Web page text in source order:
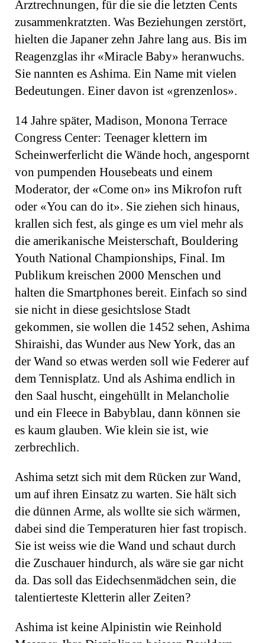
Arztrechnungen, für die sie die letzten Cents
zusammenkratzten. Was Beziehungen zerstört,
hielten die Japaner zehn Jahre lang aus. Bis im
Reagenzglas ihr «Miracle Baby» heranwuchs.
Sie nannten es Ashima. Ein Name mit vielen
Bedeutungen. Einer davon ist «grenzenlos».
14 Jahre später, Madison, Monona Terrace
Congress Center: Teenager klettern im
Scheinwerferlicht die Wände hoch, angespornt
von pumpenden Housebeats und einem
Moderator, der «Come on» ins Mikrofon ruft
oder «You can do it». Sie ziehen sich hinaus,
krallen sich fest, als ginge es um viel mehr als
die amerikanische Meisterschaft, Bouldering
Youth National Championships, Final. Im
Publikum kreischen 2000 Menschen und
halten die Smartphones bereit. Einfach so sind
sie nicht in diese gesichtslose Stadt
gekommen, sie wollen die 1452 sehen, Ashima
Shiraishi, das Wunder aus New York, das an
der Wand so etwas werden soll wie Federer auf
dem Tennisplatz. Und als Ashima endlich in
den Saal huscht, eingehüllt in Melancholie
und ein Fleece in Babyblau, dann können sie
es kaum glauben. Wie klein sie ist, wie
zerbrechlich.
Ashima setzt sich mit dem Rücken zur Wand,
um auf ihren Einsatz zu warten. Sie hält sich
die dünnen Arme, als wollte sie sich wärmen,
dabei sind die Temperaturen hier fast tropisch.
Sie ist weiss wie die Wand und schaut durch
die Zuschauer hindurch, als wäre sie gar nicht
da. Das soll das Eidechsenmädchen sein, die
talentierteste Kletterin aller Zeiten?
Ashima ist keine Alpinistin wie Reinhold